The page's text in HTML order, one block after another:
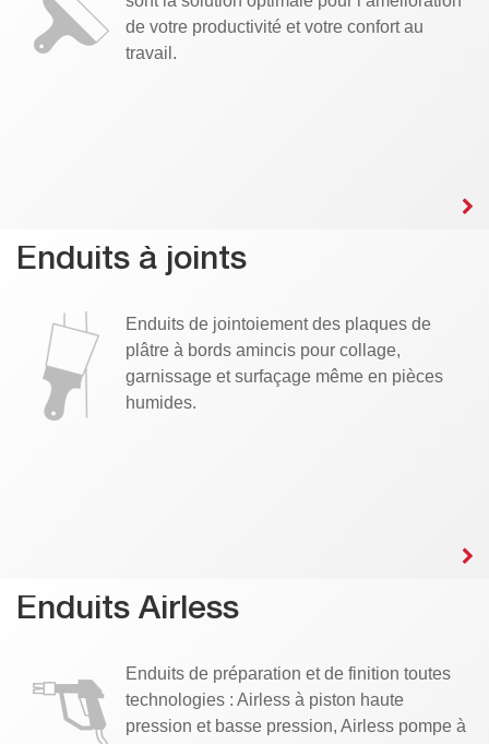
de votre productivité et votre confort au
travail.
Enduits à joints
Enduits de jointoiement des plaques de
plâtre à bords amincis pour collage,
garnissage et surfaçage même en pièces
humides.
Enduits Airless
Enduits de préparation et de finition toutes
technologies : Airless à piston haute
pression et basse pression, Airless pompe à